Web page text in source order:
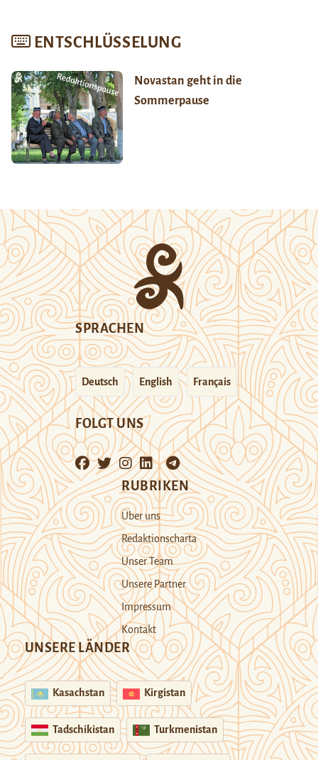
ENTSCHLÜSSELUNG
Novastan geht in die
Sommerpause
SPRACHEN
Deutsch English Français
FOLGT UNS
RUBRIKEN
Über uns
Redaktionscharta
Unser Team
Unsere Partner
Impressum
Kontakt
UNSERE LÄNDER
Kasachstan Kirgistan
Tadschikistan Turkmenistan